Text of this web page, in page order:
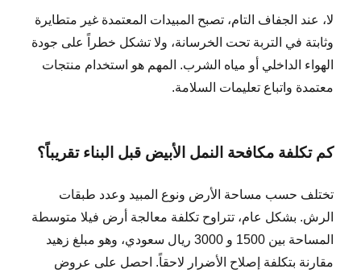
لا، عند الجفاف التام، تصبح المبيدات المعتمدة غير متطايرة
وثابتة في التربة تحت الخرسانة، ولا تشكل خطراً على جودة
الهواء الداخلي أو مياه الشرب. المهم هو استخدام منتجات
معتمدة واتباع تعليمات السلامة.
كم تكلفة مكافحة النمل الأبيض قبل البناء تقريباً؟
تختلف حسب مساحة الأرض ونوع المبيد وعدد طبقات
الرش. بشكل عام، تتراوح تكلفة معالجة أرض فيلا متوسطة
المساحة بين 1500 و 3000 ريال سعودي، وهو مبلغ زهيد
مقارنة بتكلفة إصلاح الأضرار لاحقاً. احصل على عروض